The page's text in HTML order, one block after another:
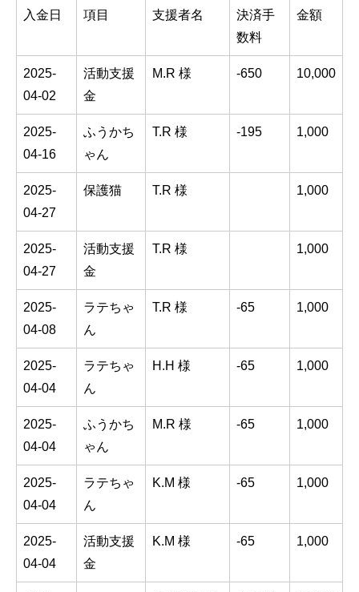
入金日 項目 支援者名
決済手
数料
金額
2025-
04-02
活動支援
金
M.R 様 -650 10,000
2025-
04-16
ふうかち
ゃん
T.R 様 -195 1,000
2025-
04-27
保護猫 T.R 様 1,000
2025-
04-27
活動支援
金
T.R 様 1,000
2025-
04-08
ラテちゃ
ん
T.R 様 -65 1,000
2025-
04-04
ラテちゃ
ん
H.H 様 -65 1,000
2025-
04-04
ふうかち
ゃん
M.R 様 -65 1,000
2025-
04-04
ラテちゃ
ん
K.M 様 -65 1,000
2025-
04-04
活動支援
金
K.M 様 -65 1,000